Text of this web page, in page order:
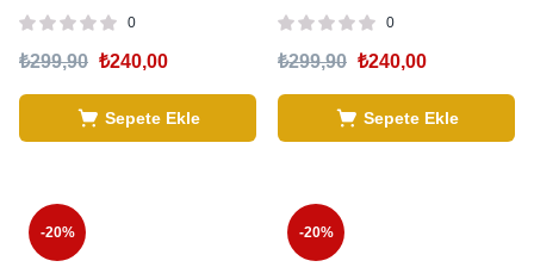
0
₺299,90 ₺240,00
Sepete Ekle
0
₺299,90 ₺240,00
Sepete Ekle
-20% -20%